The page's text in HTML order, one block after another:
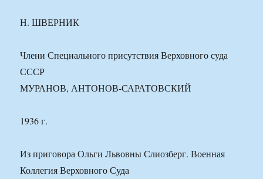
Н. ШВЕРНИК
Члени Специального присутствия Верховного суда
СССР
МУРАНОВ, АНТОНОВ-САРАТОВСКИЙ
1936 г.
Из приговора Ольги Львовны Слиозберг. Военная
Коллегия Верховного Суда